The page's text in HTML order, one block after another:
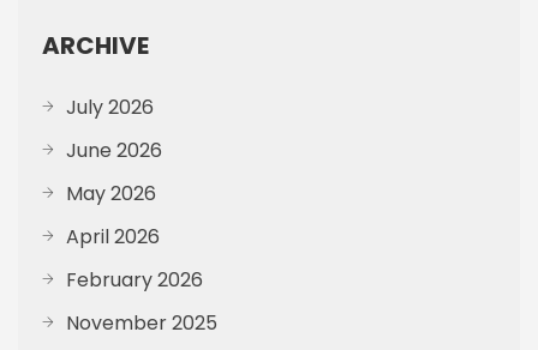
ARCHIVE
July 2026
June 2026
May 2026
April 2026
February 2026
November 2025